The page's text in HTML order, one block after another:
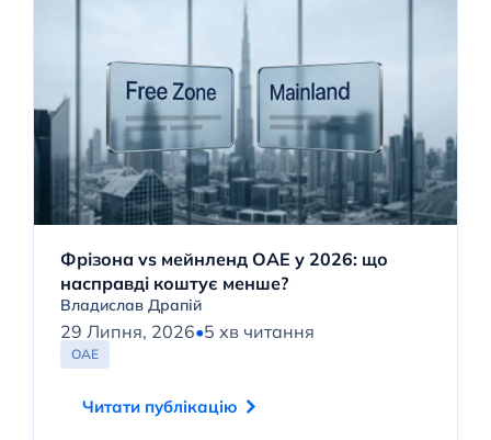
Фрізона vs мейнленд ОАЕ у 2026: що
насправді коштує менше?
Владислав Драпій
29 Липня, 2026•5 хв читання
ОАЕ
Читати публікацію